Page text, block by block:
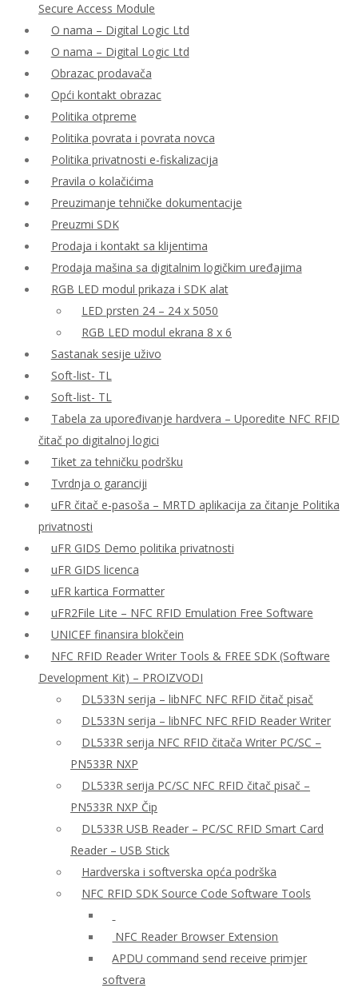
Secure Access Module
O nama – Digital Logic Ltd
O nama – Digital Logic Ltd
Obrazac prodavača
Opći kontakt obrazac
Politika otpreme
Politika povrata i povrata novca
Politika privatnosti e-fiskalizacija
Pravila o kolačićima
Preuzimanje tehničke dokumentacije
Preuzmi SDK
Prodaja i kontakt sa klijentima
Prodaja mašina sa digitalnim logičkim uređajima
RGB LED modul prikaza i SDK alat
LED prsten 24 – 24 x 5050
RGB LED modul ekrana 8 x 6
Sastanak sesije uživo
Soft-list- TL
Soft-list- TL
Tabela za upoređivanje hardvera – Uporedite NFC RFID
čitač po digitalnoj logici
Tiket za tehničku podršku
Tvrdnja o garanciji
uFR čitač e-pasoša – MRTD aplikacija za čitanje Politika
privatnosti
uFR GIDS Demo politika privatnosti
uFR GIDS licenca
uFR kartica Formatter
uFR2File Lite – NFC RFID Emulation Free Software
UNICEF finansira blokčein
NFC RFID Reader Writer Tools & FREE SDK (Software
Development Kit) – PROIZVODI
DL533N serija – libNFC NFC RFID čitač pisač
DL533N serija – libNFC NFC RFID Reader Writer
DL533R serija NFC RFID čitača Writer PC/SC –
PN533R NXP
DL533R serija PC/SC NFC RFID čitač pisač –
PN533R NXP Čip
DL533R USB Reader – PC/SC RFID Smart Card
Reader – USB Stick
Hardverska i softverska opća podrška
NFC RFID SDK Source Code Software Tools
NFC Reader Browser Extension
APDU command send receive primjer
softvera